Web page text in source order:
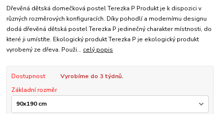
Dřevěná dětská domečková postel Terezka P Produkt je k dispozici v
různých rozměrových konfiguracích. Díky pohodlí a modernímu designu
dodá dřevěná dětská postel Terezka P jedinečný charakter místnosti, do
které ji umístíte. Ekologický produkt Terezka P je ekologický produkt
vyrobený ze dřeva. Použi... celý popis
Dostupnost
Vyrobíme do 3 týdnů.
Základní rozměr